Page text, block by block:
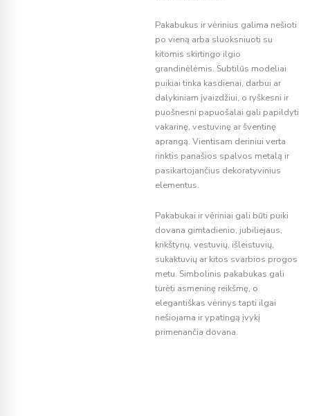
Pakabukus ir vėrinius galima nešioti
po vieną arba sluoksniuoti su
kitomis skirtingo ilgio
grandinėlėmis. Subtilūs modeliai
puikiai tinka kasdienai, darbui ar
dalykiniam įvaizdžiui, o ryškesni ir
puošnesni papuošalai gali papildyti
vakarinę, vestuvinę ar šventinę
aprangą. Vientisam deriniui verta
rinktis panašios spalvos metalą ir
pasikartojančius dekoratyvinius
elementus.
Pakabukai ir vėriniai gali būti puiki
dovana gimtadienio, jubiliejaus,
krikštynų, vestuvių, išleistuvių,
sukaktuvių ar kitos svarbios progos
metu. Simbolinis pakabukas gali
turėti asmeninę reikšmę, o
elegantiškas vėrinys tapti ilgai
nešiojama ir ypatingą įvykį
primenančia dovana.